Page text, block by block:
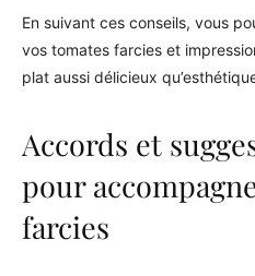
En suivant ces conseils, vous
vos tomates farcies et
plat aussi délicieux
Accords et
pour
farcies